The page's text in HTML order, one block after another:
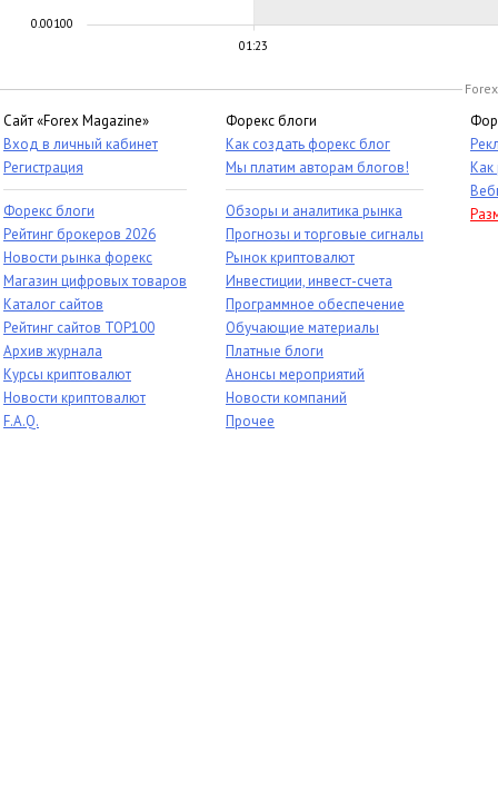
01:23
0.00100
Сайт «Forex Magazine»
Вход в личный кабинет
Регистрация
Форекс блоги
Рейтинг брокеров 2026
Новости рынка форекс
Магазин цифровых товаров
Каталог сайтов
Рейтинг сайтов TOP100
Архив журнала
Курсы криптовалют
Новости криптовалют
F.A.Q.
Форекс блоги
Как создать форекс блог
Мы платим авторам блогов!
Обзоры и аналитика рынка
Прогнозы и торговые сигналы
Рынок криптовалют
Инвестиции, инвест-счета
Программное обеспечение
Обучающие материалы
Платные блоги
Анонсы мероприятий
Новости компаний
Прочее
Как